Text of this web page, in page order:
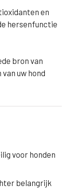
en
hersenfunctie
bron van
uw hond
voor honden
belangrijk